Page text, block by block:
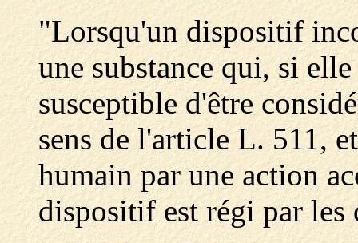
"Lorsqu'un dispositif
une substance qui, si
susceptible d'être
sens de l'article L. 511,
humain par une action
dispositif est régi par